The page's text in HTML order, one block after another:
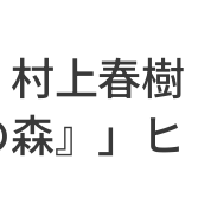
村上春樹
森』」ヒ